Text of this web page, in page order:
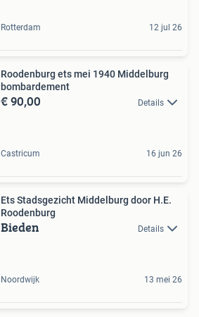
Rotterdam 12 jul 26
Roodenburg ets mei 1940 Middelburg
bombardement
€ 90,00 Details
Castricum 16 jun 26
Ets Stadsgezicht Middelburg door H.E.
Roodenburg
Bieden Details
Noordwijk 13 mei 26